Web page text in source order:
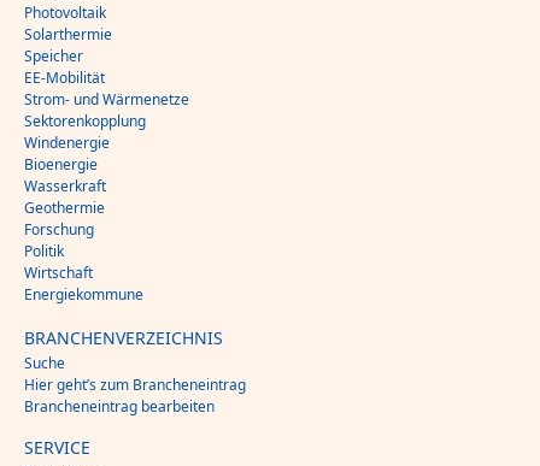
Photovoltaik
Solarthermie
Speicher
EE-Mobilität
Strom- und Wärmenetze
Sektorenkopplung
Windenergie
Bioenergie
Wasserkraft
Geothermie
Forschung
Politik
Wirtschaft
Energiekommune
BRANCHENVERZEICHNIS
Suche
Hier geht’s zum Brancheneintrag
Brancheneintrag bearbeiten
SERVICE